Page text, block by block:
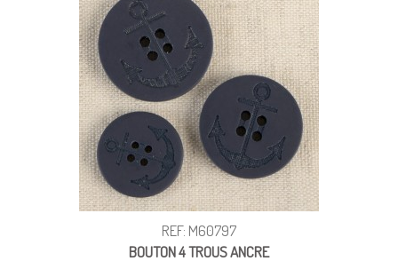
REF: M60797
BOUTON 4 TROUS ANCRE